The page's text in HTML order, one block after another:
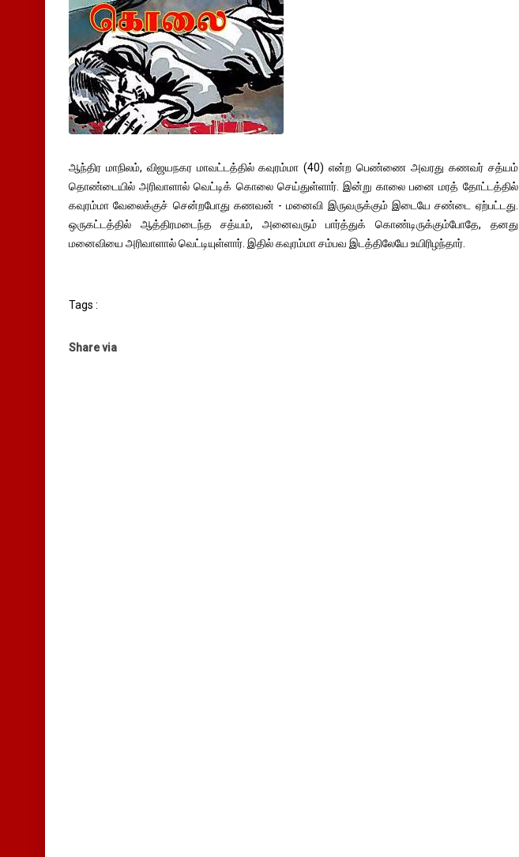
ஆந்திர மாநிலம், விஜயநகர மாவட்டத்தில் கவுரம்மா (40) என்ற பெண்ணை அவரது கணவர் சத்யம்
தொண்டையில் அரிவாளால் வெட்டிக் கொலை செய்துள்ளார். இன்று காலை பனை மரத் தோட்டத்தில்
கவுரம்மா வேலைக்குச் சென்றபோது கணவன் - மனைவி இருவருக்கும் இடையே சண்டை ஏற்பட்டது.
ஒருகட்டத்தில் ஆத்திரமடைந்த சத்யம், அனைவரும் பார்த்துக் கொண்டிருக்கும்போதே, தனது
மனைவியை அரிவாளால் வெட்டியுள்ளார். இதில் கவுரம்மா சம்பவ இடத்திலேயே உயிரிழந்தார்.
Tags :
Share via